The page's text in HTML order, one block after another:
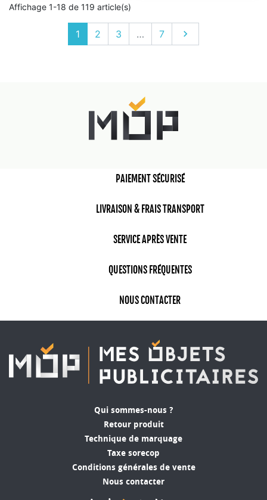
Affichage 1-18 de 119 article(s)
1 2 3 … 7 Suivant

PAIEMENT SÉCURISÉ
LIVRAISON & FRAIS TRANSPORT
SERVICE APRÈS VENTE
QUESTIONS FRÉQUENTES
NOUS CONTACTER
Qui sommes-nous ?
Retour produit
Technique de marquage
Taxe sorecop
Conditions générales de vente
Nous contacter